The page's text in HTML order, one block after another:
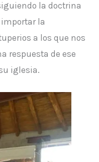
la doctrina
la
a los que nos
respuesta de ese
iglesia.